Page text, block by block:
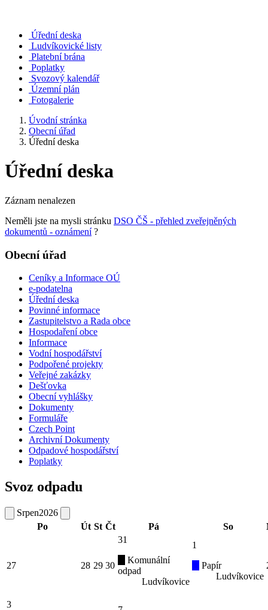
Úřední deska
Ludvíkovické listy
Platební brána
Poplatky
Svozový kalendář
Územní plán
Fotogalerie
Úvodní stránka
Obecní úřad
Úřední deska
Úřední deska
Záznam nenalezen
Neměli jste na mysli stránku DSO ČŠ - přehled zveřejněných
dokumentů - oznámení?
Obecní úřad
Ceníky a Informace OÚ
e-podatelna
Úřední deska
Povinné informace
Zastupitelstvo a Rada obce
Hospodaření obce
Informace
Vodní hospodářství
Podpořené projekty
Veřejné zakázky
Dešťovka
Obecní vyhlášky
Dokumenty
Formuláře
Czech Point
Archivní Dokumenty
Odpadové hospodářství
Poplatky
Svoz odpadu
Srpen2026
Po
Út St Čt Pá So
27 28 29 30
31
Komunální
odpad
Ludvíkovice
1
Papír
Ludvíkovice
3